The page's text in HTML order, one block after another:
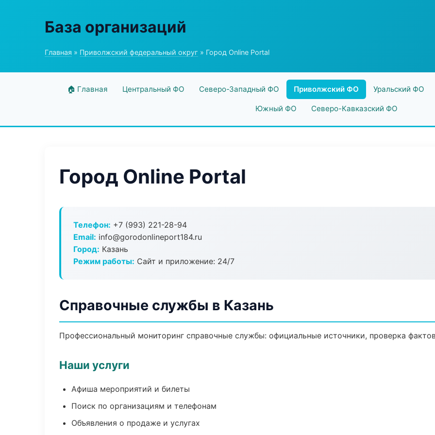
База организаций
Главная » Приволжский федеральный округ » Город Online Portal
🏠 Главная Центральный ФО Северо-Западный ФО Приволжский ФО Уральский ФО
Южный ФО Северо-Кавказский ФО
Город Online Portal
Телефон: +7 (993) 221-28-94
Email: info@gorodonlineport184.ru
Город: Казань
Режим работы: Сайт и приложение: 24/7
Справочные службы в Казань
Профессиональный мониторинг справочные службы: официальные источники, проверка
Наши услуги
Афиша мероприятий и билеты
Поиск по организациям и телефонам
Объявления о продаже и услугах